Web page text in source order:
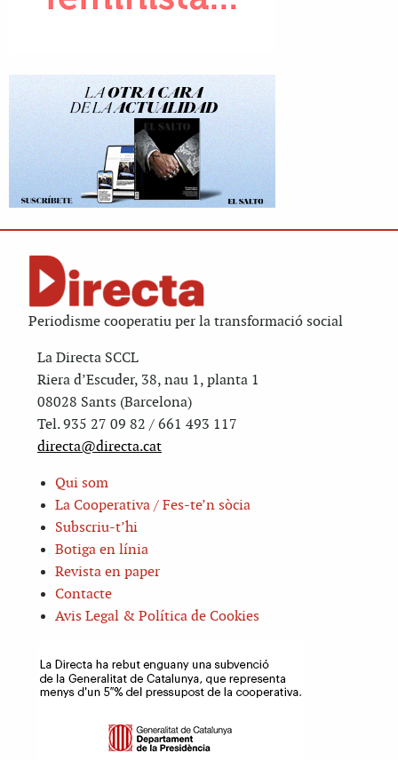
Periodisme cooperatiu per la transformació social
La Directa SCCL
Riera d’Escuder, 38, nau 1, planta 1
08028 Sants (Barcelona)
Tel. 935 27 09 82 / 661 493 117
directa@directa.cat
Qui som
La Cooperativa / Fes-te’n sòcia
Subscriu-t’hi
Botiga en línia
Revista en paper
Contacte
Avis Legal & Política de Cookies